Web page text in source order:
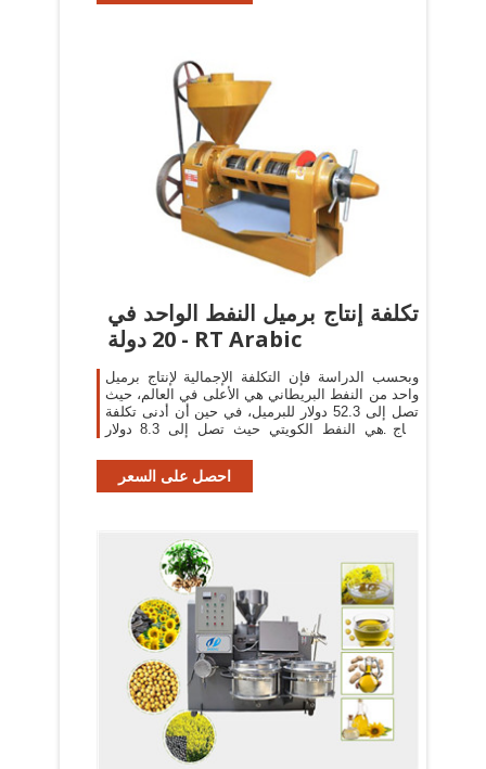
تكلفة إنتاج برميل النفط الواحد في
20 دولة - RT Arabic
وبحسب الدراسة فإن التكلفة الإجمالية لإنتاج برميل
واحد من النفط البريطاني هي الأعلى في العالم، حيث
تصل إلى 52.3 دولار للبرميل، في حين أن أدنى تكلفة
إنتاج هي النفط الكويتي حيث تصل إلى 8.3 دولار
احصل على السعر